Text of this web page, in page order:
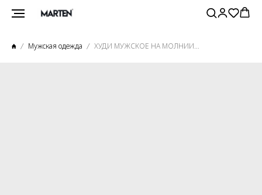
Мужская одежда ХУДИ МУЖСКОЕ НА МОЛНИИ ГРАФИТ